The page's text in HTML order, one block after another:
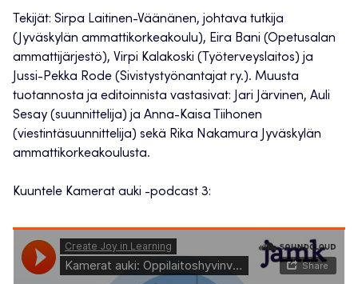
Tekijät: Sirpa Laitinen-Väänänen, johtava tutkija
(Jyväskylän ammattikorkeakoulu), Eira Bani (Opetusalan
ammattijärjestö), Virpi Kalakoski (Työterveyslaitos) ja
Jussi-Pekka Rode (Sivistystyönantajat ry.). Muusta
tuotannosta ja editoinnista vastasivat: Jari Järvinen, Auli
Sesay (suunnittelija) ja Anna-Kaisa Tiihonen
(viestintäsuunnittelija) sekä Rika Nakamura Jyväskylän
ammattikorkeakoulusta.
Kuuntele Kamerat auki -podcast 3: